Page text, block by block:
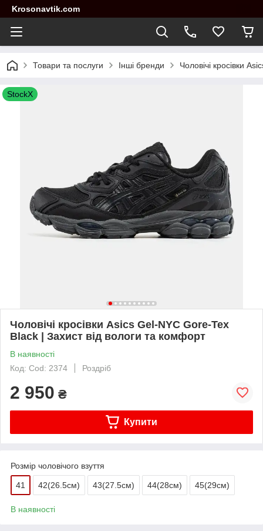
Krosonavtik.com
Товари та послуги Інші бренди Чоловічі кросівки
StockX
Чоловічі кросівки Asics Gel-NYC Gore-Tex
Black | Захист від вологи та комфорт
В наявності
Код: Cod: 2374
Роздріб
2 950 ₴
Купити
Розмір чоловічого взуття
41 42(26.5см) 43(27.5см) 44(28cм) 45(29cм)
В наявності